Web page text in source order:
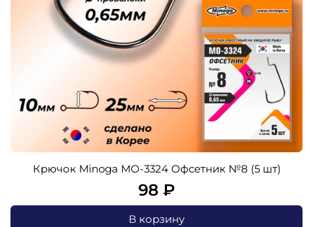
Крючок Minoga MO-3324 Офсетник №8 (5 шт)
98 ₽
В корзину